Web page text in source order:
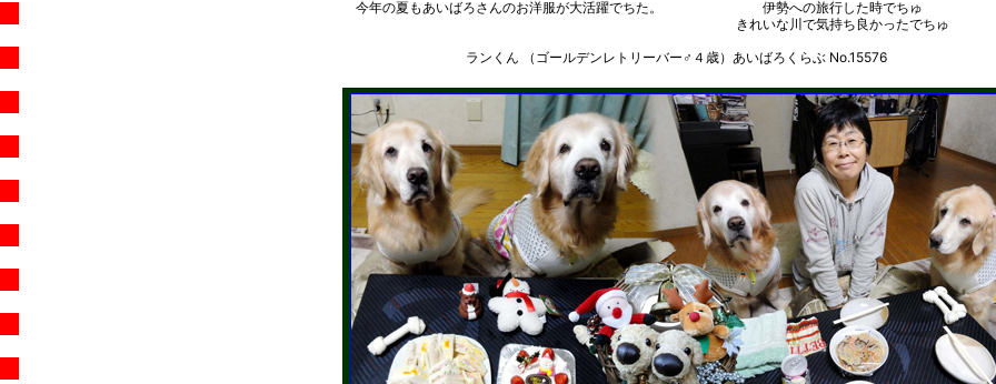
今年の夏もあいばろさんのお洋服が大活躍でちた。
伊勢への旅行した時でちゅ
きれいな川で気持ち良かったでちゅ
ランくん （ゴールデンレトリーバー♂４歳）あいばろくらぶ No.15576